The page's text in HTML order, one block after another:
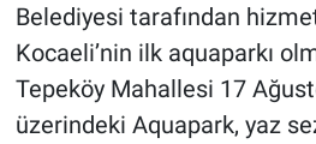
Belediyesi tarafından
Kocaeli’nin ilk aquaparkı
Tepeköy Mahallesi 17
üzerindeki Aquapark, yaz